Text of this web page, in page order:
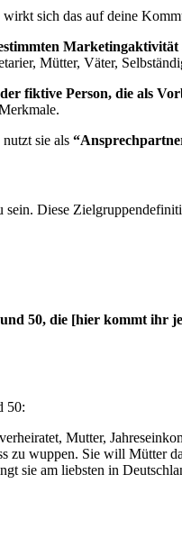
sich das auf deine
Marketingaktivität
Mütter, Väter,
fiktive Person, die als
sie als
Diese
50, die [hier kommt ihr
50:
Mutter,
wuppen. Sie will Mütter
am liebsten in